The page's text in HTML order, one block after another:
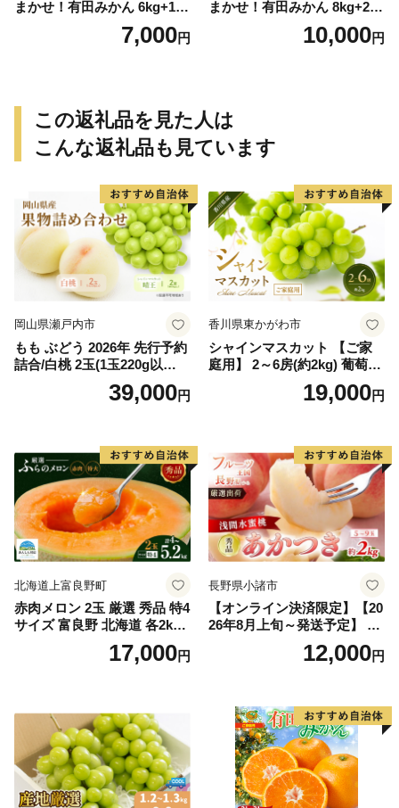
まかせ！有田みかん 6kg+1kg
保証分 11月から12月下旬ま
でに順次発送致します。 / 訳
7,000円
まかせ！有田みかん 8kg+2kg
保証分 11月から12月下旬ま
でに順次発送致します。 / 訳
10,000円
この返礼品を見た人は
こんな返礼品も見ています
岡山県瀬戸内市
もも ぶどう 2026年 先行予約
詰合/白桃 2玉(1玉220g以
上)・シャインマスカット 晴
39,000円
香川県東かがわ市
シャインマスカット 【ご家
庭用】 2～6房(約2kg) 葡萄 ぶ
どう ブドウ フルーツ 果物 く
だもの 果実 旬の果物 旬のフ
19,000円
北海道上富良野町
赤肉メロン 2玉 厳選 秀品 特4
サイズ 富良野 北海道 各2kg
～2.6kg 2玉 セット ファーム
富良野 メロン めろん 果物 く
17,000円
長野県小諸市
【オンライン決済限定】【20
26年8月上旬～発送予定】 先
行予約 「浅間水蜜桃プレミ
アム」 もも あかつき 秀品 約
果肉 長野県産 小諸市
12,000円